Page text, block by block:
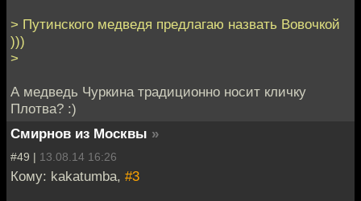
> Путинского медведя предлагаю назвать Вовочкой
)))
>
А медведь Чуркина традиционно носит кличку
Плотва? :)
Смирнов из Москвы »
#49 | 13.08.14 16:26
Кому: kakatumba, #3